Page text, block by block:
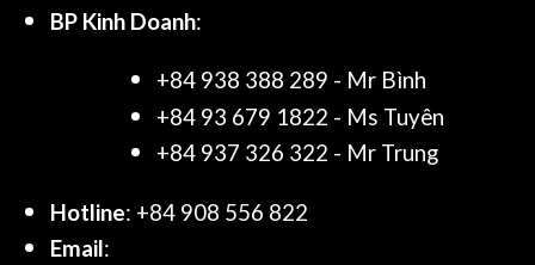
BP Kinh Doanh:
+84 938 388 289 - Mr Bình
+84 93 679 1822 - Ms Tuyên
+84 937 326 322 - Mr Trung
Hotline: +84 908 556 822
Email: